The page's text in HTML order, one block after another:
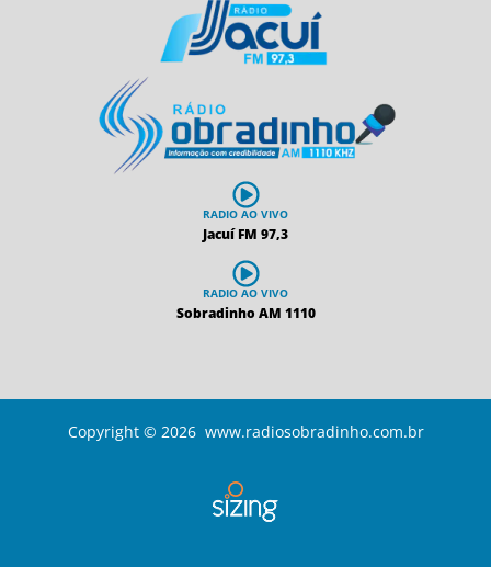
RADIO AO VIVO
Jacuí FM 97,3
RADIO AO VIVO
Sobradinho AM 1110
Copyright © 2026 www.radiosobradinho.com.br